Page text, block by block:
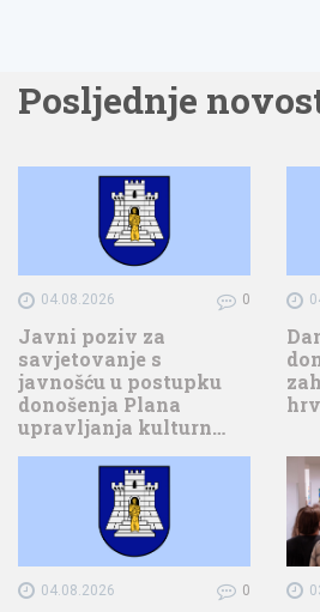
Posljednje
04.08.2026 0
Javni poziv za
savjetovanje s
javnošću u postupku
donošenja Plana
upravljanja kulturn…
04.08.2026 0